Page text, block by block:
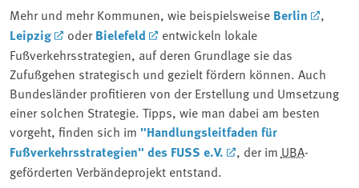
Mehr und mehr Kommunen, wie beispielsweise Berlin ,
Leipzig oderBielefeld
entwickeln lokale
Fußverkehrsstrategien, auf deren Grundlage sie das
Zufußgehen strategisch und gezielt fördern können. Auch
Bundesländer profitieren von der Erstellung und Umsetzung
einer solchen Strategie. Tipps, wie man dabei am besten
vorgeht, finden sich im "Handlungsleitfaden für
Fußverkehrsstrategien" des FUSS e.V.
, der im UBA-
geförderten Verbändeprojekt entstand.